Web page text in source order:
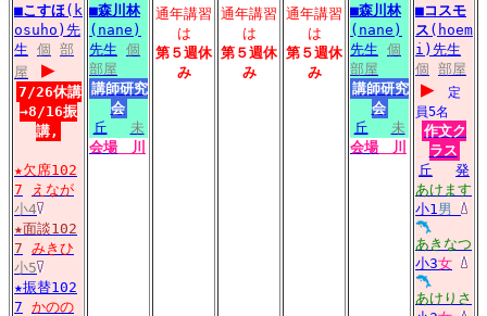
■こすほ (k
osuho)先
生 個 部
屋
▶
7/26休講
→8/16振
講,
★欠席102
7
えなが
小4
★面談102
7 みきひ
小5
★振替102
7 かのの
■森川林
(nane)
先生 個
部屋
講師研究
会
丘
未
会場川
通年講習
は
第５週休
み
通年講習
は
第５週休
み
通年講習
は
第５週休
み
■森川林
(nane)
先生 個
部屋
講師研究
会
丘
未
会場川
■コスモ
ス (hoem
i)先生
個 部屋
▶
定
員5名
作文ク
ラス
丘
発
あけます
小1 男
あきなつ
小3女
あけりさ